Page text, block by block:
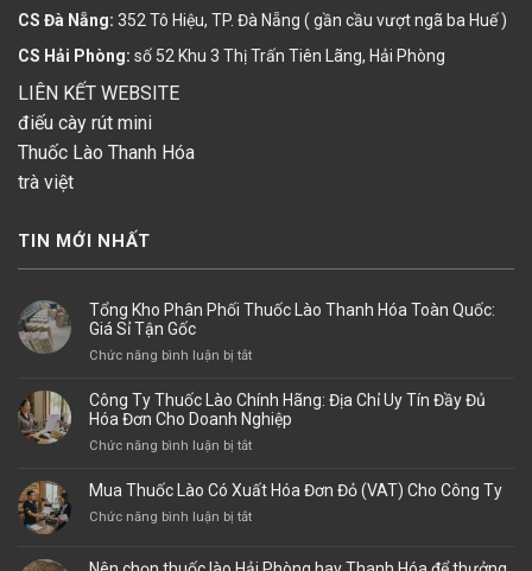
CS Đà Nẵng: 352 Tô Hiệu, TP. Đà Nẵng ( gần cầu vượt ngã ba Huế )
CS Hải Phòng: số 52 Khu 3 Thị Trấn Tiên Lãng, Hải Phòng
LIÊN KẾT WEBSITE
điếu cày rút mini
Thuốc Lào Thanh Hóa
trà việt
TIN MỚI NHẤT
Tổng Kho Phân Phối Thuốc Lào Thanh Hóa Toàn Quốc:
Giá Sỉ Tận Gốc
Chức năng bình luận bị tắtở
Kho
Phân
Thuốc
Thanh
Hóa
Công Ty Thuốc Lào Chính Hãng: Địa Chỉ Uy Tín Đầy Đủ
Hóa Đơn Cho Doanh Nghiệp
Chức năng bình luận bị tắtở
Ty
Lào
Hãng:
Mua Thuốc Lào Có Xuất Hóa Đơn Đỏ (VAT) Cho Công Ty
Chức năng bình luận bị tắtở